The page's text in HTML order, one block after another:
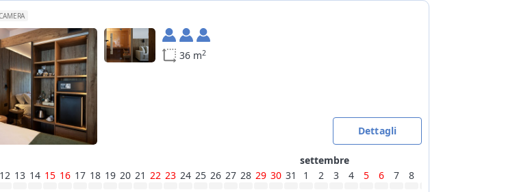
36 m2
Dettagli
12 13 14 15 16 17 18 19 20 21 22 23 24 25 26 27 28 29 30 31
settembre
1
2 3 4 5 6 7 8